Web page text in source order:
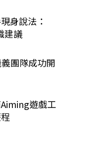
身說法：
建議
團隊成功開
遊戲工